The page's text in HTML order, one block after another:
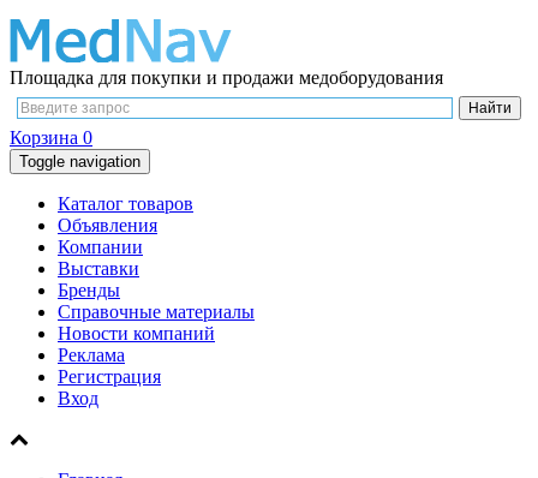
Площадка для покупки и продажи медоборудования
Корзина 0
Toggle navigation
Каталог товаров
Объявления
Компании
Выставки
Бренды
Справочные материалы
Новости компаний
Реклама
Регистрация
Вход